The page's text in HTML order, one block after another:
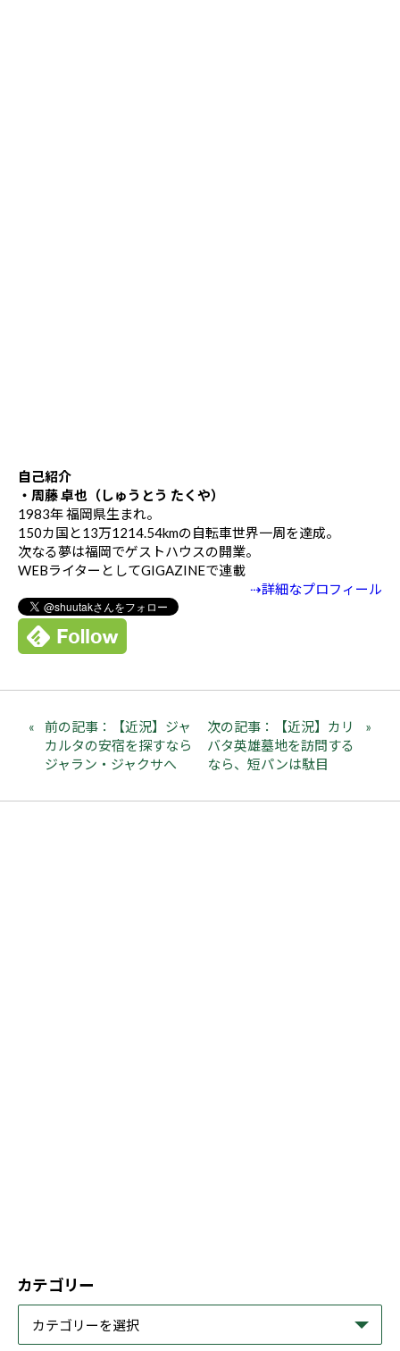
自己紹介
・周藤 卓也（しゅうとう たくや）
1983年 福岡県生まれ。
150カ国と13万1214.54kmの自転車世界一周を達成。
次なる夢は福岡でゲストハウスの開業。
WEBライターとしてGIGAZINEで連載
⇢詳細なプロフィール
前の記事：【近況】ジャ
カルタの安宿を探すなら
ジャラン・ジャクサへ
次の記事：【近況】カリ
バタ英雄墓地を訪問する
なら、短パンは駄目
カテゴリー